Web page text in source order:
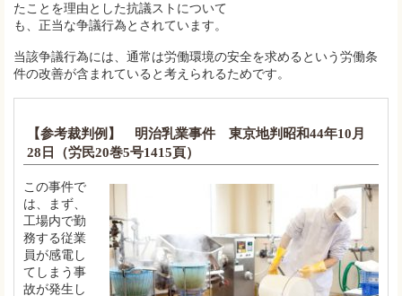
たことを理由とした抗議ストについて
も、正当な争議行為とされています。
当該争議行為には、通常は労働環境の安全を求めるという労働条
件の改善が含まれていると考えられるためです。
【参考裁判例】 明治乳業事件 東京地判昭和44年10月
28日（労民20巻5号1415頁）
この事件で
は、まず、
工場内で勤
務する従業
員が感電し
てしまう事
故が発生し